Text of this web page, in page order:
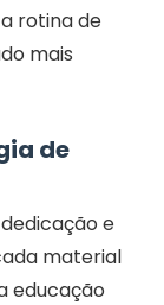
rotina de
mais
de
e
material
educação